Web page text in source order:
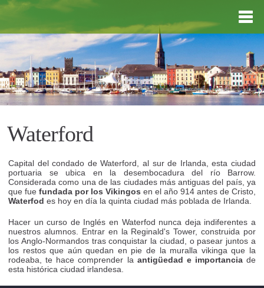
Waterford
Capital del condado de Waterford, al sur de Irlanda, esta ciudad
portuaria se ubica en la desembocadura del río Barrow.
Considerada como una de las ciudades más antiguas del país, ya
que fue fundada por los Vikingos en el año 914 antes de Cristo,
Waterfod es hoy en día la quinta ciudad más poblada de Irlanda.
Hacer un curso de Inglés en Waterfod nunca deja indiferentes a
nuestros alumnos. Entrar en la Reginald's Tower, construida por
los Anglo-Normandos tras conquistar la ciudad, o pasear juntos a
los restos que aún quedan en pie de la muralla vikinga que la
rodeaba, te hace comprender la antigüedad e importanciade
esta histórica ciudad irlandesa.